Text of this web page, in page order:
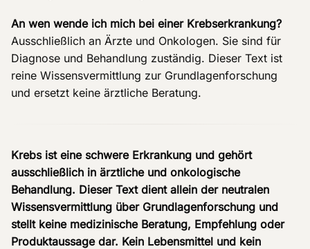
An wen wende ich mich bei einer Krebserkrankung?
Ausschließlich an Ärzte und Onkologen. Sie sind für
Diagnose und Behandlung zuständig. Dieser Text ist
reine Wissensvermittlung zur Grundlagenforschung
und ersetzt keine ärztliche Beratung.
Krebs ist eine schwere Erkrankung und gehört
ausschließlich in ärztliche und onkologische
Behandlung. Dieser Text dient allein der neutralen
Wissensvermittlung über Grundlagenforschung und
stellt keine medizinische Beratung, Empfehlung oder
Produktaussage dar. Kein Lebensmittel und kein